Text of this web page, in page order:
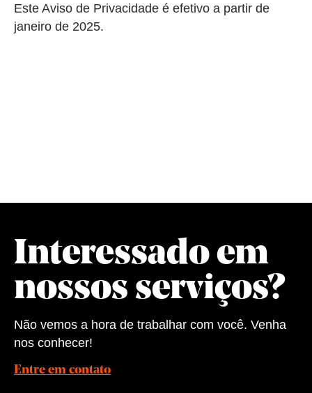
Este Aviso de Privacidade é efetivo a partir de
janeiro de 2025.
Interessado em
nossos serviços?
Não vemos a hora de trabalhar com você. Venha
nos conhecer!
Entre em contato